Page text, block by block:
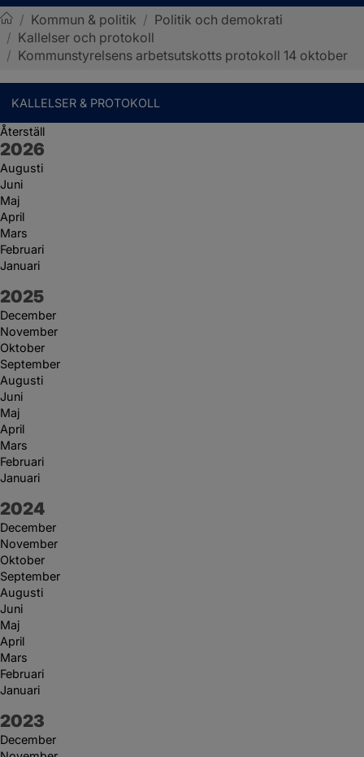
Sotenäs kommun
/ Kommun & politik / Politik och demokrati
/ Kallelser och protokoll
/ Kommunstyrelsens arbetsutskotts protokoll 14 oktober
KALLELSER & PROTOKOLL
Återställ
År:
2026
Augusti
Juni
Maj
April
Mars
Februari
Januari
År:
2025
December
November
Oktober
September
Augusti
Juni
Maj
April
Mars
Februari
Januari
År:
2024
December
November
Oktober
September
Augusti
Juni
Maj
April
Mars
Februari
Januari
År:
2023
December